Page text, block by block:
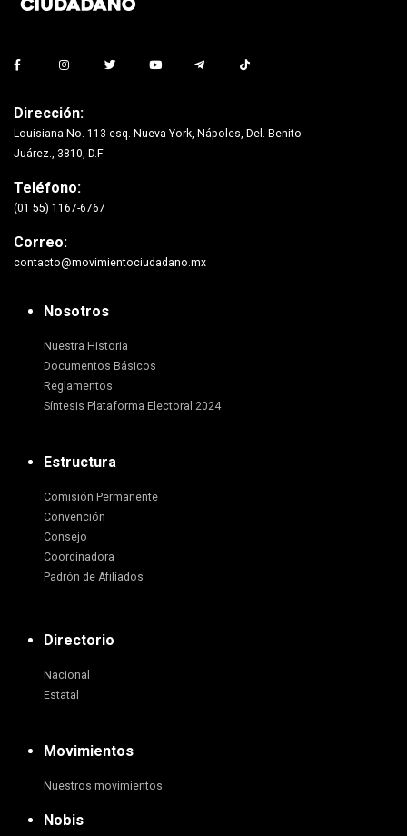
Dirección:
Louisiana No. 113 esq. Nueva York, Nápoles, Del. Benito
Juárez., 3810, D.F.
Teléfono:
(01 55) 1167-6767
Correo:
contacto@movimientociudadano.mx
Nosotros
Nuestra Historia
Documentos Básicos
Reglamentos
Síntesis Plataforma Electoral 2024
Estructura
Comisión Permanente
Convención
Consejo
Coordinadora
Padrón de Afiliados
Directorio
Nacional
Estatal
Movimientos
Nuestros movimientos
Nobis